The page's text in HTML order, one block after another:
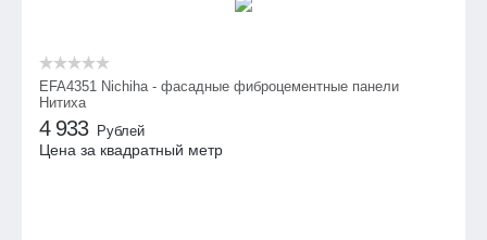
EFA4351 Nichiha - фасадные фиброцементные панели
Нитиха
4 933 Рублей
Цена за квадратный метр